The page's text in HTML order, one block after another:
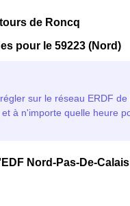
de Roncq
pour le 59223 (Nord)
Nord-Pas-De-Calais